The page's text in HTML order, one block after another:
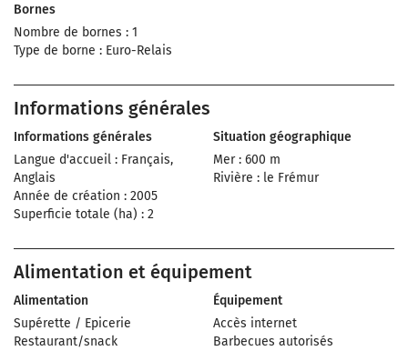
Bornes
Nombre de bornes : 1
Type de borne : Euro-Relais
Informations générales
Informations générales
Langue d'accueil : Français,
Anglais
Année de création : 2005
Superficie totale (ha) : 2
Situation géographique
Mer : 600 m
Rivière : le Frémur
Alimentation et équipement
Alimentation
Supérette / Epicerie
Restaurant/snack
Équipement
Accès internet
Barbecues autorisés